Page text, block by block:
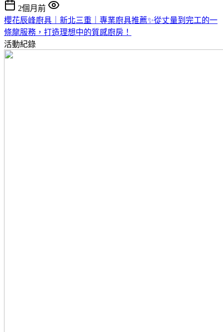
2個月前
櫻花辰峰廚具｜新北三重｜專業廚具推薦✨從丈量到完工的一
條龍服務，打造理想中的質感廚房！
活動紀錄